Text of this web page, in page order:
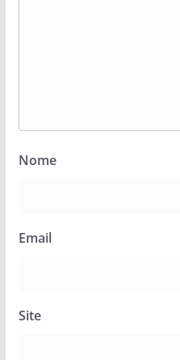
Nome
Email
Site